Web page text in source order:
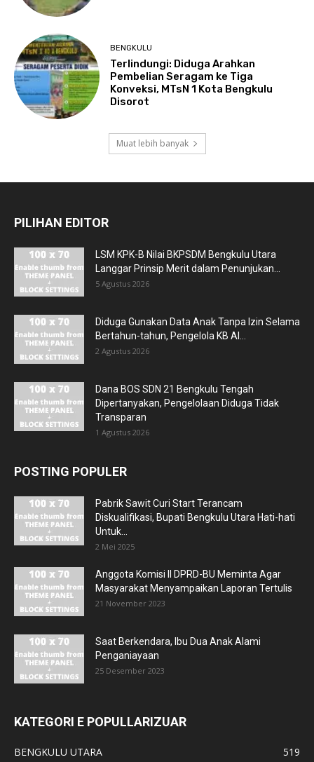
BENGKULU
Terlindungi: Diduga Arahkan
Pembelian Seragam ke Tiga
Konveksi, MTsN 1 Kota Bengkulu
Disorot
Muat lebih banyak
PILIHAN EDITOR
LSM KPK-B Nilai BKPSDM Bengkulu Utara
Langgar Prinsip Merit dalam Penunjukan...
5 Agustus 2026
Diduga Gunakan Data Anak Tanpa Izin Selama
Bertahun-tahun, Pengelola KB Al...
2 Agustus 2026
Dana BOS SDN 21 Bengkulu Tengah
Dipertanyakan, Pengelolaan Diduga Tidak
Transparan
1 Agustus 2026
POSTING POPULER
Pabrik Sawit Curi Start Terancam
Diskualifikasi, Bupati Bengkulu Utara Hati-hati
Untuk...
2 Mei 2025
Anggota Komisi II DPRD-BU Meminta Agar
Masyarakat Menyampaikan Laporan Tertulis
21 November 2023
Saat Berkendara, Ibu Dua Anak Alami
Penganiayaan
25 Desember 2023
KATEGORI E POPULLARIZUAR
BENGKULU UTARA
519